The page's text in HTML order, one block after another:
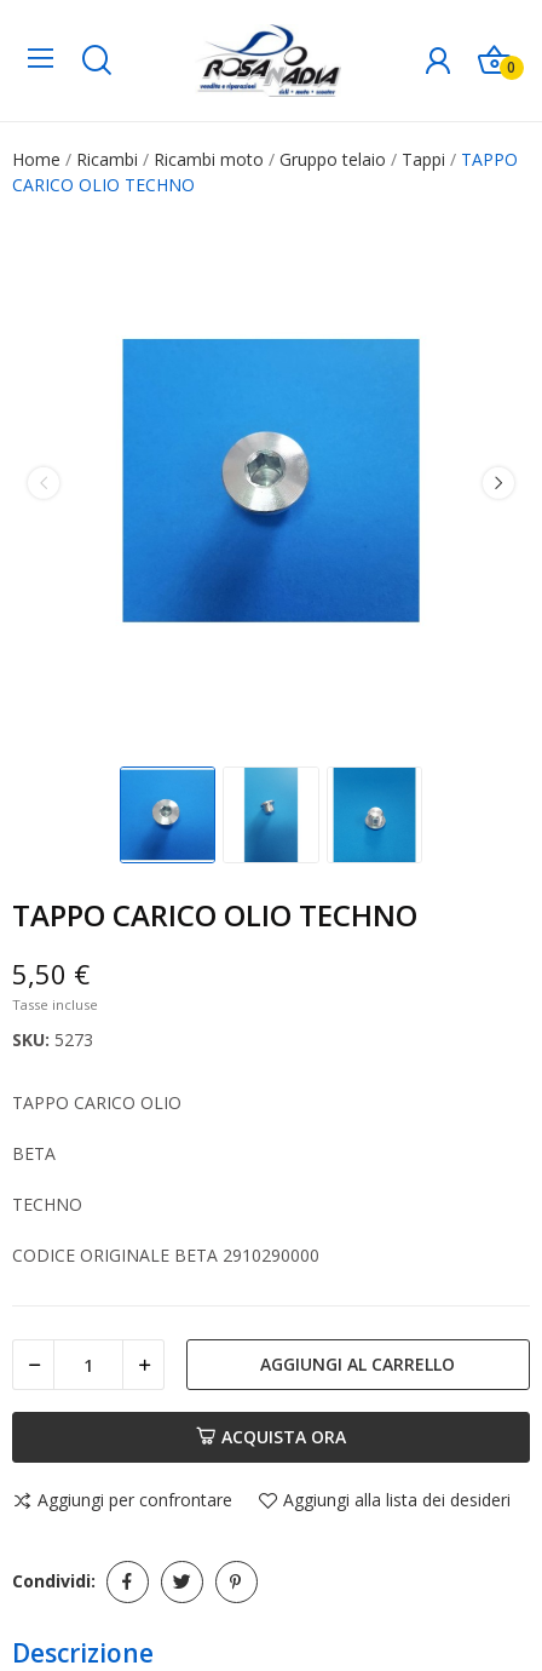
0
Home Ricambi Ricambi moto Gruppo telaio Tappi
TAPPO
CARICO OLIO TECHNO
TAPPO CARICO OLIO TECHNO
5,50 €
Tasse incluse
SKU: 5273
TAPPO CARICO OLIO
BETA
TECHNO
CODICE ORIGINALE BETA 2910290000
AGGIUNGI AL CARRELLO
ACQUISTA ORA
Aggiungi per confrontare Aggiungi alla lista dei desideri
Condividi:
Descrizione